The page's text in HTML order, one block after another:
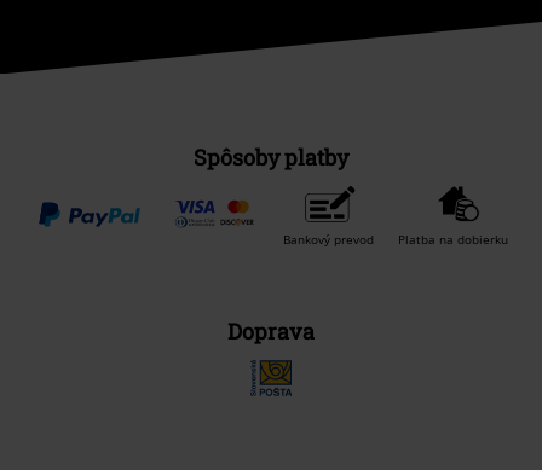
Spôsoby platby
Bankový prevod Platba na dobierku
Doprava